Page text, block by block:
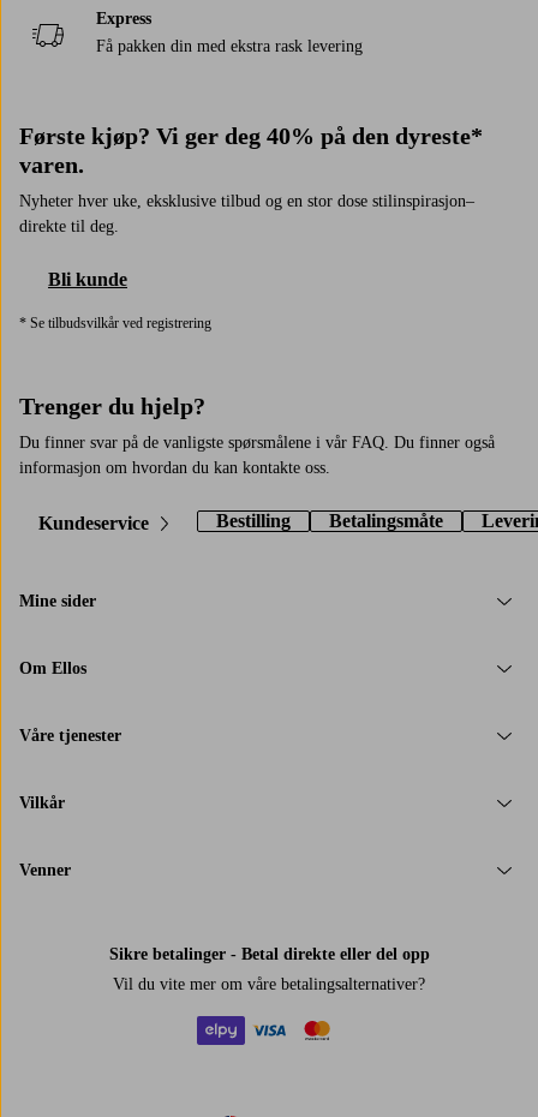
Express
Få pakken din med ekstra rask levering
Første kjøp? Vi ger deg 40% på den dyreste*
varen.
Nyheter hver uke, eksklusive tilbud og en stor dose stilinspirasjon–
direkte til deg.
Bli kunde
* Se tilbudsvilkår ved registrering
Trenger du hjelp?
Du finner svar på de vanligste spørsmålene i vår FAQ. Du finner også
informasjon om hvordan du kan kontakte oss.
Kundeservice Bestilling Betalingsmåte
Mine sider
Om Ellos
Våre tjenester
Vilkår
Venner
Sikre betalinger - Betal direkte eller del opp
Vil du vite mer om våre betalingsalternativer?